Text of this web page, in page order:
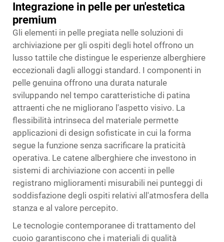
Integrazione in pelle per un'estetica
premium
Gli elementi in pelle pregiata nelle soluzioni di
archiviazione per gli ospiti degli hotel offrono un
lusso tattile che distingue le esperienze alberghiere
eccezionali dagli alloggi standard. I componenti in
pelle genuina offrono una durata naturale
sviluppando nel tempo caratteristiche di patina
attraenti che ne migliorano l'aspetto visivo. La
flessibilità intrinseca del materiale permette
applicazioni di design sofisticate in cui la forma
segue la funzione senza sacrificare la praticità
operativa. Le catene alberghiere che investono in
sistemi di archiviazione con accenti in pelle
registrano miglioramenti misurabili nei punteggi di
soddisfazione degli ospiti relativi all'atmosfera della
stanza e al valore percepito.
Le tecnologie contemporanee di trattamento del
cuoio garantiscono che i materiali di qualità